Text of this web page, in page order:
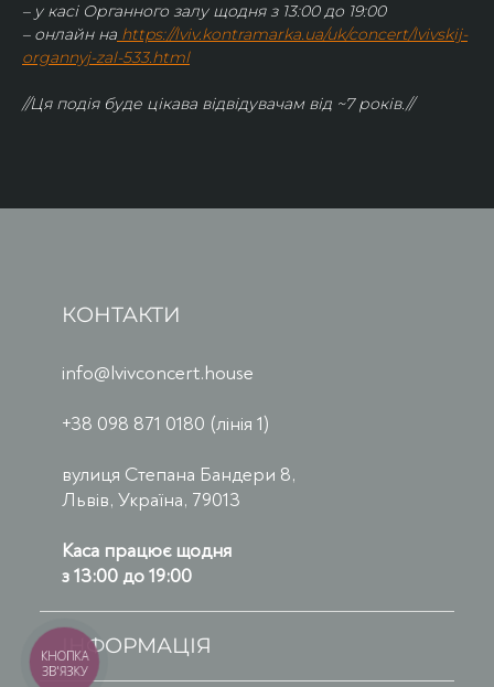
– у касі Органного залу щодня з 13:00 до 19:00
– онлайн на https://lviv.kontramarka.ua/uk/concert/lvivskij-
organnyj-zal-533.html
//Ця подія буде цікава відвідувачам від ~7 років.//
КОНТАКТИ
info@lvivconcert.house
+38 098 871 0180 (лінія 1)
вулиця Степана Бандери 8,
Львів, Україна, 79013
Каса працює щодня
з 13:00 до 19:00
ІНФОРМАЦІЯ
КНОПКА
ЗВ'ЯЗКУ